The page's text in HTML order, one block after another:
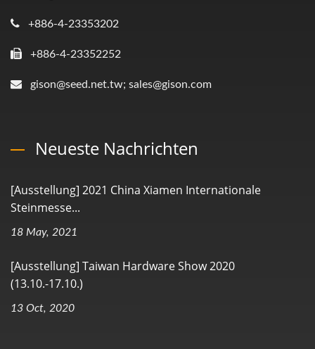
+886-4-23353202
+886-4-23352252
gison@seed.net.tw; sales@gison.com
Neueste Nachrichten
[Ausstellung] 2021 China Xiamen Internationale
Steinmesse...
18 May, 2021
[Ausstellung] Taiwan Hardware Show 2020
(13.10.-17.10.)
13 Oct, 2020